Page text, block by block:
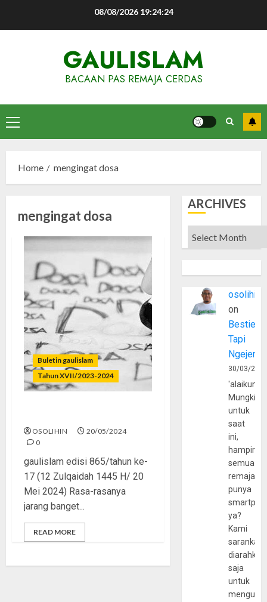
08/08/2026 19:24:24
GAULISLAM
BACAAN PAS REMAJA CERDAS
Primary
Menu
Home mengingat dosa
mengingat dosa
Buletin gaulislam
Tahun XVII/2023-2024
OSOLIHIN
20/05/2024
0
gaulislam edisi 865/tahun ke-
17 (12 Zulqaidah 1445 H/ 20
Mei 2024) Rasa-rasanya
jarang banget...
READ MORE
ARCHIVES
Archives
osolihin
on
Bestie
Tapi
30/03/
Mungkin
untuk
saat
ini,
hampir
semua
remaja
punya
ya?
Kami
sarankan,
diarahkan
saja
untuk